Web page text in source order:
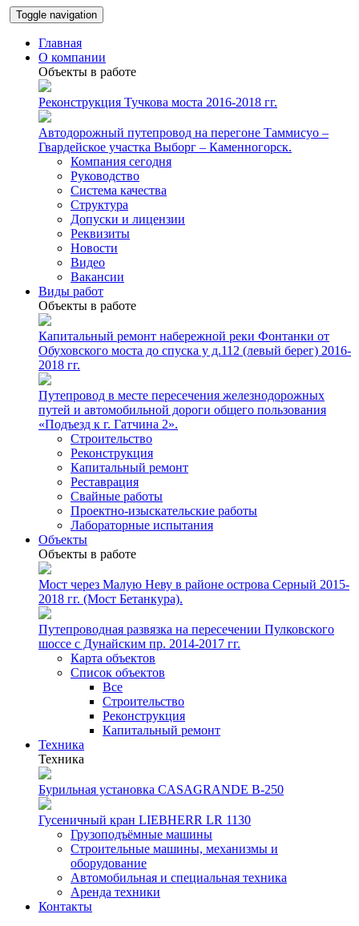
Toggle navigation
Главная
О компании
Объекты в работе
Реконструкция Тучкова моста 2016-2018 гг.
Автодорожный путепровод на перегоне Таммисуо –
Гвардейское участка Выборг – Каменногорск.
Компания сегодня
Руководство
Система качества
Структура
Допуски и лицензии
Реквизиты
Новости
Видео
Вакансии
Виды работ
Объекты в работе
Капитальный ремонт набережной реки Фонтанки от
Обуховского моста до спуска у д.112 (левый берег) 2016-
2018 гг.
Путепровод в месте пересечения железнодорожных
путей и автомобильной дороги общего пользования
«Подъезд к г. Гатчина 2».
Строительство
Реконструкция
Капитальный ремонт
Реставрация
Свайные работы
Проектно-изыскательские работы
Лабораторные испытания
Объекты
Объекты в работе
Мост через Малую Неву в районе острова Серный 2015-
2018 гг. (Мост Бетанкура).
Путепроводная развязка на пересечении Пулковского
шоссе с Дунайским пр. 2014-2017 гг.
Карта объектов
Список объектов
Все
Строительство
Реконструкция
Капитальный ремонт
Техника
Техника
Бурильная установка CASAGRANDE B-250
Гусеничный кран LIEBHERR LR 1130
Грузоподъёмные машины
Строительные машины, механизмы и
оборудование
Автомобильная и специальная техника
Аренда техники
Контакты